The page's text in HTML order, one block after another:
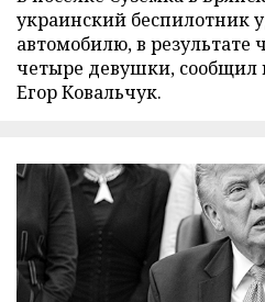
украинский беспилотник
автомобилю, в результате
четыре девушки, сообщил
Егор Ковальчук.